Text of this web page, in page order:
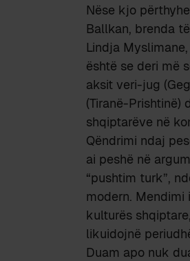
Nëse kjo
Ballkan, brenda
Lindja
është se deri më
aksit veri-jug
(Tiranë-
shqiptarëve në
Qëndrimi ndaj
ai peshë në
“pushtim turk”,
modern.
kulturës
likuidojnë
Duam apo nuk